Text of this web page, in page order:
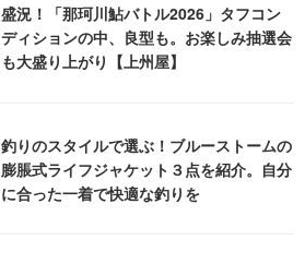
盛況！「那珂川鮎バトル2026」タフコン
ディションの中、良型も。お楽しみ抽選会
も大盛り上がり【上州屋】
釣りのスタイルで選ぶ！ブルーストームの
膨脹式ライフジャケット３点を紹介。自分
に合った一着で快適な釣りを